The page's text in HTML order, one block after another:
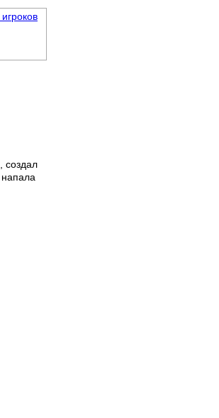
создал
напала